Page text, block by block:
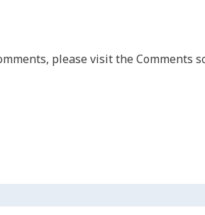
please visit the Comments